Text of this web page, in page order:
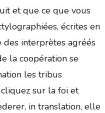
et que ce que vous
écrites en
des interprètes agréés
la coopération se
les tribus
sur la foi et
in translation, elle